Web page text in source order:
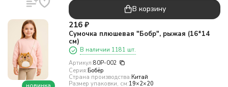
В корзину
216 ₽
Сумочка плюшевая "Бобр", рыжая (16*14
см)
В наличии 1181 шт.
Артикул:80P-002
Серия:Бобёр
Страна производства:Китай
Размер упаковки, см:19×2×20